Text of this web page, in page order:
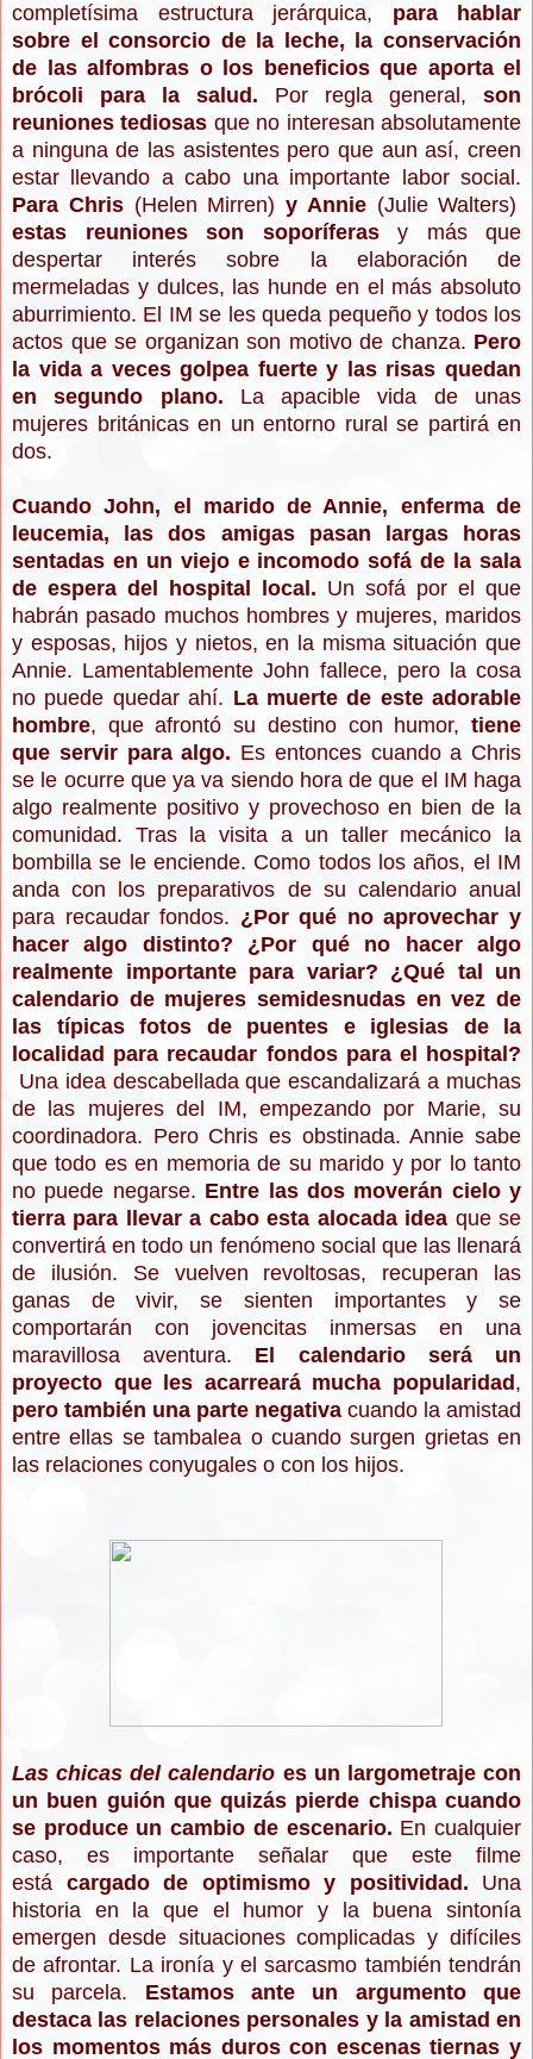
completísima estructura jerárquica, para hablar
sobre el consorcio de la leche, la conservación
de las alfombras o los beneficios que aporta el
brócoli para la salud. Por regla general, son
reuniones tediosas que no interesan absolutamente
a ninguna de las asistentes pero que aun así, creen
estar llevando a cabo una importante labor social.
Para Chris(Helen Mirren) y Annie (Julie Walters)
estas reuniones son soporíferas y más que
despertar interés sobre la elaboración de
mermeladas y dulces, las hunde en el más absoluto
aburrimiento. El IM se les queda pequeño y todos los
actos que se organizan son motivo de chanza. Pero
la vida a veces golpea fuerte y las risas quedan
en segundo plano. La apacible vida de unas
mujeres británicas en un entorno rural se partirá en
dos.
Cuando John, el marido de Annie, enferma de
leucemia, las dos amigas pasan largas horas
sentadas en un viejo e incomodo sofá de la sala
de espera del hospital local. Un sofá por el que
habrán pasado muchos hombres y mujeres, maridos
y esposas, hijos y nietos, en la misma situación que
Annie. Lamentablemente John fallece, pero la cosa
no puede quedar ahí. La muerte de este adorable
hombre, que afrontó su destino con humor, tiene
que servir para algo. Es entonces cuando a Chris
se le ocurre que ya va siendo hora de que el IM haga
algo realmente positivo y provechoso en bien de la
comunidad. Tras la visita a un taller mecánico la
bombilla se le enciende. Como todos los años, el IM
anda con los preparativos de su calendario anual
para recaudar fondos. ¿Por qué no aprovechar y
hacer algo distinto? ¿Por qué no hacer algo
realmente importante para variar? ¿Qué tal un
calendario de mujeres semidesnudas en vez de
las típicas fotos de puentes e iglesias de la
localidad para recaudar fondos para el hospital?
Una idea descabellada que escandalizará a muchas
de las mujeres del IM, empezando por Marie, su
coordinadora. Pero Chris es obstinada. Annie sabe
que todo es en memoria de su marido y por lo tanto
no puede negarse. Entre las dos moverán cielo y
tierra para llevar a cabo esta alocada idea que se
convertirá en todo un fenómeno social que las llenará
de ilusión. Se vuelven revoltosas, recuperan las
ganas de vivir, se sienten importantes y se
comportarán con jovencitas inmersas en una
maravillosa aventura. El calendario será un
proyecto que les acarreará mucha popularidad ,
pero también una parte negativa cuando la amistad
entre ellas se tambalea o cuando surgen grietas en
las relaciones conyugales o con los hijos.
Las chicas del calendario es un largometraje con
un buen guión que quizás pierde chispa cuando
se produce un cambio de escenario. En cualquier
caso, es importante señalar que este filme
está cargado de optimismo y positividad. Una
historia en la que el humor y la buena sintonía
emergen desde situaciones complicadas y difíciles
de afrontar. La ironía y el sarcasmo también tendrán
su parcela. Estamos ante un argumento que
destaca las relaciones personales y la amistad en
los momentos más duros con escenas tiernas y